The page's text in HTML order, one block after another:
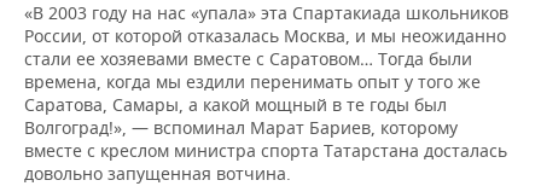
ХОККЕЙ С МЯЧОМ
ПРОИСШЕСТВИЯ
«В 2003 году на нас «упала» эта Спартакиада школьников
России, от которой отказалась Москва, и мы неожиданно
стали ее хозяевами вместе с Саратовом… Тогда были
времена, когда мы ездили перенимать опыт у того же
Саратова, Самары, а какой мощный в те годы был
Волгоград!», — вспоминал Марат Бариев, которому
вместе с креслом министра спорта Татарстана досталась
довольно запущенная вотчина.